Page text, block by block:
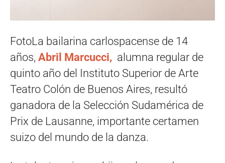
FotoLa bailarina carlospacense de 14
años, Abril Marcucci, alumna regular de
quinto año del Instituto Superior de Arte
Teatro Colón de Buenos Aires, resultó
ganadora de la Selección Sudamérica de
Prix de Lausanne, importante certamen
suizo del mundo de la danza.